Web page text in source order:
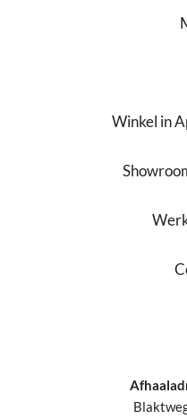
Winkel in